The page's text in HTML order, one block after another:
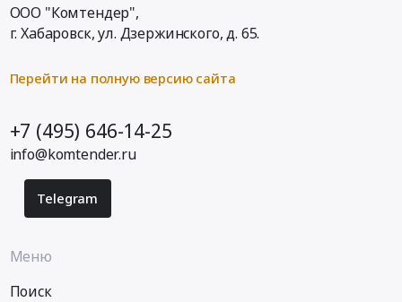
ООО "Комтендер",
г. Хабаровск,ул. Дзержинского, д. 65.
Перейти на полную версию сайта
+7 (495) 646-14-25
info@komtender.ru
Telegram
Меню
Поиск